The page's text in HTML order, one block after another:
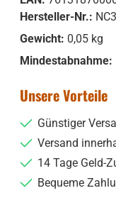
Hersteller-Nr.:
Gewicht: 0,05 kg
Mindestabnahme:
Unsere Vorteile
Günstiger
Versand
14 Tage Geld-
Bequeme